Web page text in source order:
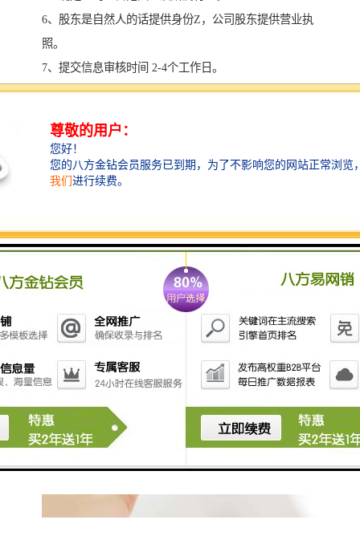
6、股东是自然人的话提供身份Z，公司股东提供营业执
照。
7、提交信息审核时间 2-4个工作日。
8、费用根据企业字号不同进行报价。
10、无行业公司注册资金10000万以上。
11、实业公司也是1亿。
12、一般没有行业公司经营范围比较广，业务实力比较
13、目前无行业和实业比较多。